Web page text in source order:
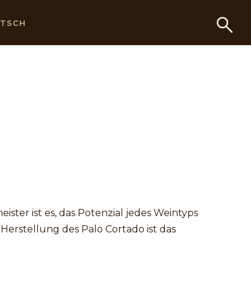
ist es, das Potenzial jedes Weintyps
des Palo Cortado ist das